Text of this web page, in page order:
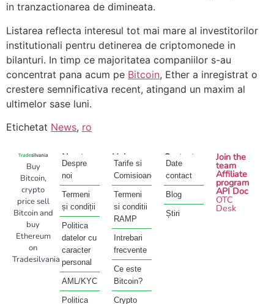
in tranzactionarea de dimineata.
Listarea reflecta interesul tot mai mare al investitorilor
institutionali pentru detinerea de criptomonede in
bilanturi. In timp ce majoritatea companiilor s-au
concentrat pana acum pe Bitcoin, Ether a inregistrat o
crestere semnificativa recent, atingand un maxim al
ultimelor sase luni.
Etichetat News, ro
Buy
Bitcoin,
crypto
price sell
Bitcoin and
buy
Ethereum
on
Tradesilvania
About
Despre
noi
Termeni
și condiții
Politica
datelor cu
caracter
personal
AML/KYC
Politica
Help
Tarife si
Comisioane
Termeni
si conditii
RAMP
Intrebari
frecvente
Ce este
Bitcoin?
Crypto
Contact
Date
contact
Blog
Știri
Join the
team
Affiliate
program
API Doc
OTC
Desk